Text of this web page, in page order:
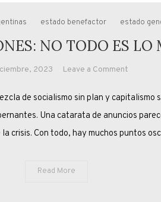
estado benefactor estado
NO TODO ES LO
2023 Leave a Commenton
NO
TODO
ES
de socialismo sin plan y
Una catarata de anuncios
la crisis. Con todo, hay muchos puntos
Read More